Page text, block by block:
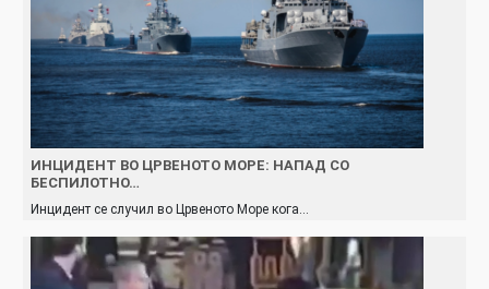
ИНЦИДЕНТ ВО ЦРВЕНОТО МОРЕ: НАПАД СО
БЕСПИЛОТНО…
Инцидент се случил во Црвеното Море кога…